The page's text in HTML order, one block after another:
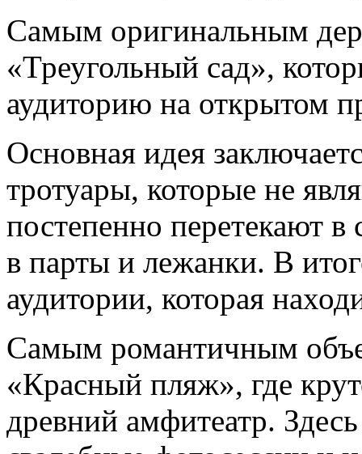
Самым оригинальным
«Треугольный сад»,
аудиторию на открытом
Основная идея
тротуары, которые не
постепенно перетекают
в парты и лежанки. В
аудитории, которая
Самым романтичным
«Красный пляж», где
древний амфитеатр.